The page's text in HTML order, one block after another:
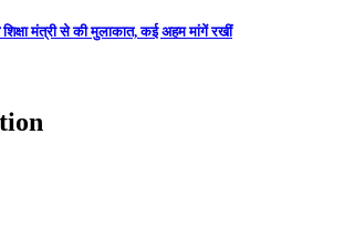
मंत्री से की मुलाकात, कई अहम मांगें रखीं